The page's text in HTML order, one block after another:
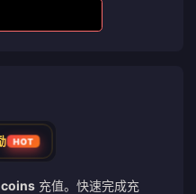
HOT
充值。快速完成充